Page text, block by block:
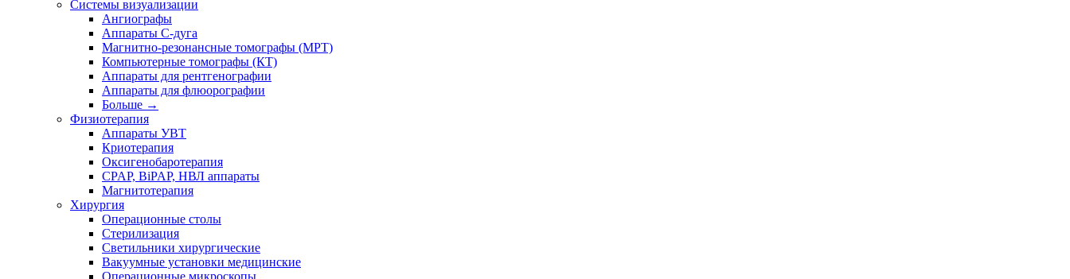
Системы визуализации
Ангиографы
Аппараты C-дуга
Магнитно-резонансные томографы (МРТ)
Компьютерные томографы (КТ)
Аппараты для рентгенографии
Аппараты для флюорографии
Больше →
Физиотерапия
Аппараты УВТ
Криотерапия
Оксигенобаротерапия
CPAP, BiPAP, НВЛ аппараты
Магнитотерапия
Хирургия
Операционные столы
Стерилизация
Светильники хирургические
Вакуумные установки медицинские
Операционные микроскопы